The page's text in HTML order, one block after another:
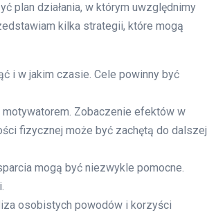
plan działania, w którym uwzględnimy
kilka strategii, które mogą
i w jakim czasie. Cele powinny być
Zobaczenie efektów w
fizycznej może być zachętą do dalszej
mogą być niezwykle pomocne.
osobistych powodów i korzyści